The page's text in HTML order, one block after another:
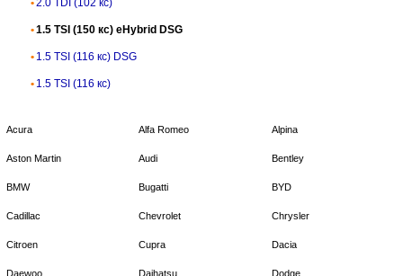
1.5 TSI (150 кс) eHybrid DSG
1.5 TSI (116 кс) DSG
1.5 TSI (116 кс)
Acura Alfa Romeo Alpina
Aston Martin Audi Bentley
BMW Bugatti BYD
Cadillac Chevrolet Chrysler
Citroen Cupra Dacia
Daewoo Daihatsu Dodge